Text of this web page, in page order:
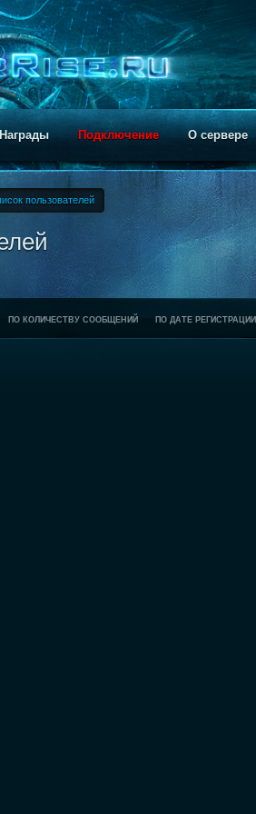
Награды Подключение О сервере
пользователей
ПО КОЛИЧЕСТВУ СООБЩЕНИЙ ПО ДАТЕ РЕГИСТРАЦИИ